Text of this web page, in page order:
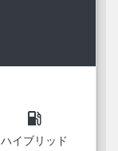
local_gas_station
ハイブリッド